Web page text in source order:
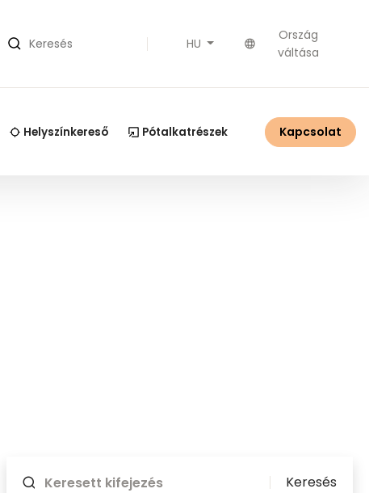
Keresés HU
Ország
váltása
Helyszínkereső Pótalkatrészek Kapcsolat
Keresés